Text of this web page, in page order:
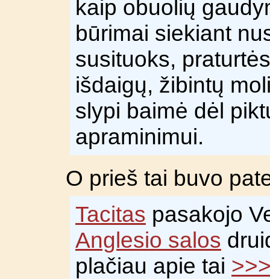
kaip obuolių
būrimai siekiant
susituoks,
išdaigų, žibintų
slypi baimė dėl
apraminimui.
O prieš tai buvo
Tacitas pasakojo
Anglesio salos
plačiau apie tai